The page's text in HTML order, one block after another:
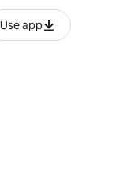
Use app